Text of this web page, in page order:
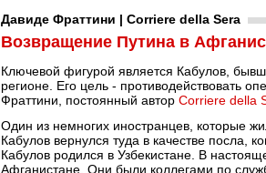
Давиде Фраттини | Corriere della Sera
Возвращение Путина в
Ключевой фигурой является Кабулов,
регионе. Его цель - противодействовать
Фраттини, постоянный автор Corriere della
Один из немногих иностранцев, которые
Кабулов вернулся туда в качестве посла,
Кабулов родился в Узбекистане. В
Афганистане. Они были коллегами по